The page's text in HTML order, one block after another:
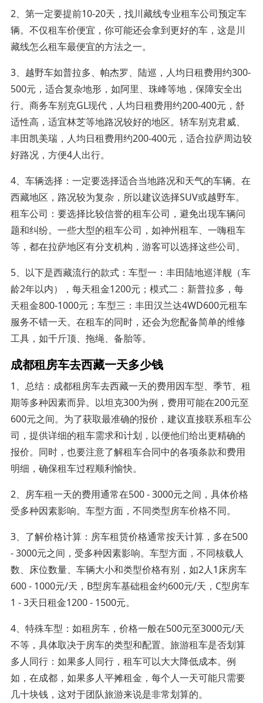
2、第一定要提前10-20天，找川藏线专业租车公司预定车
辆。不仅租车价便宜，你可能还会拿到更好的车，这是川
藏线怎么租车最便宜的方法之一。
3、越野车如普拉多、帕杰罗、陆巡，人均日租费用约300-
500元，适合复杂地形，如阿里、珠峰等地，保障安全出
行。商务车别克GL现代，人均日租费用约200-400元，舒
适性高，适宜林芝等地路况较好的地区。轿车别克君威、
丰田凯美瑞，人均日租费用约200-400元，适合拉萨周边较
好路况，方便4人出行。
4、车辆选择：一定要选择适合当地路况和天气的车辆。在
西藏地区，路况较为复杂，所以建议选择SUV或越野车。
租车公司：要选择比较信誉的租车公司，避免出现车辆问
题和纠纷。一些大型的租车公司，如神州租车、一嗨租车
等，都在拉萨地区有分支机构，游客可以选择这些公司。
5、以下是西藏流行的款式：车型一：丰田陆地巡洋舰（车
龄2年以内），每天租金1200元；模式二：新普拉多，每
天租金800-1000元；车型三：丰田汉兰达4WD600元租车
服务不错一天。在租车的同时，还会为您配备简单的维修
工具，如千斤顶、拖绳、备胎等。
成都租房车去西藏一天多少钱
1、总结：成都租房车去西藏一天的费用因车型、季节、租
期等多种因素而异。以坦克300为例，费用可能在200元至
600元之间。为了获取最准确的报价，建议直接联系租车公
司，提供详细的租车需求和计划，以便他们给出更精确的
报价。同时，也要注意了解租车合同中的各项条款和费用
明细，确保租车过程顺利愉快。
2、房车租一天的费用通常在500 - 3000元之间，具体价格
受多种因素影响。车型方面，不同类型房车价格不同。
3、了解价格计算：房车租赁价格通常按天计算，多在500
- 3000元之间，受多种因素影响。车型方面，不同核载人
数、床位数量、车辆大小和类型价格有别，如2人1床房车
600 - 1000元/天，B型房车基础租金约600元/天，C型房车
1 - 3天日租金1200 - 1500元。
4、特殊车型：如租房车，价格一般在500元至3000元/天
不等，具体取决于房车的类型和配置。旅游租车是否划算
多人同行：如果多人同行，租车可以大大降低成本。例
如，在成都，如果多人平摊租金，每个人一天可能只需要
几十块钱，这对于团队旅游来说是非常划算的。